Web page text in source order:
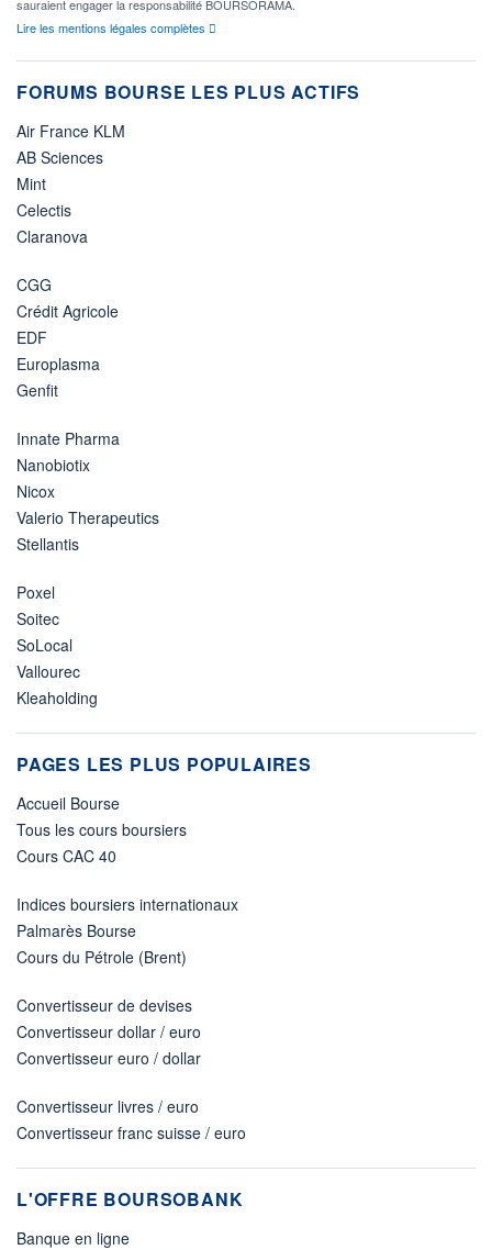
sauraient engager la responsabilité BOURSORAMA.
Lire les mentions légales complètes
FORUMS BOURSE LES PLUS ACTIFS
Air France KLM
AB Sciences
Mint
Celectis
Claranova
CGG
Crédit Agricole
EDF
Europlasma
Genfit
Innate Pharma
Nanobiotix
Nicox
Valerio Therapeutics
Stellantis
Poxel
Soitec
SoLocal
Vallourec
Kleaholding
PAGES LES PLUS POPULAIRES
Accueil Bourse
Tous les cours boursiers
Cours CAC 40
Indices boursiers internationaux
Palmarès Bourse
Cours du Pétrole (Brent)
Convertisseur de devises
Convertisseur dollar / euro
Convertisseur euro / dollar
Convertisseur livres / euro
Convertisseur franc suisse / euro
L'OFFRE BOURSOBANK
Banque en ligne